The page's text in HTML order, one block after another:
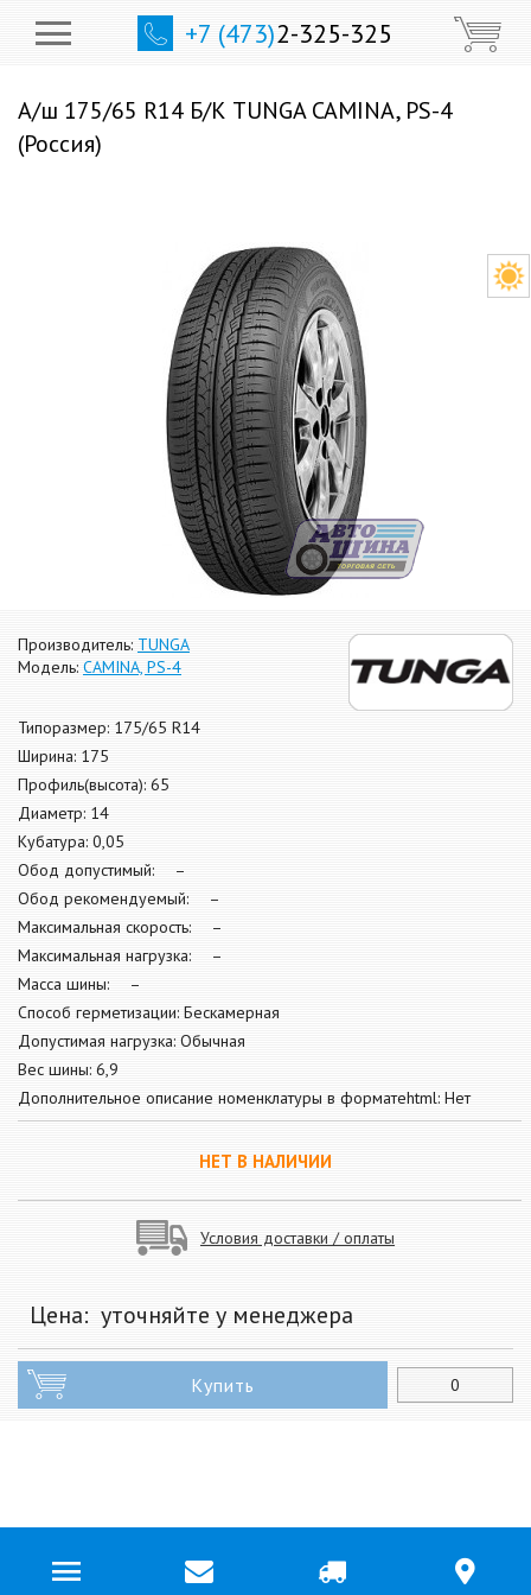
+7 (473)2-325-325
А/ш 175/65 R14 Б/К TUNGA CAMINA, PS-4
(Россия)
Производитель: TUNGA
Модель: CAMINA, PS-4
Типоразмер: 175/65 R14
Ширина: 175
Профиль(высота): 65
Диаметр: 14
Кубатура: 0,05
Обод допустимый: –
Обод рекомендуемый: –
Максимальная скорость: –
Максимальная нагрузка: –
Масса шины: –
Способ герметизации: Бескамерная
Допустимая нагрузка: Обычная
Вес шины: 6,9
Дополнительное описание номенклатуры в форматеhtml: Нет
НЕТ В НАЛИЧИИ
Условия доставки / оплаты
Цена: уточняйте у менеджера
Купить